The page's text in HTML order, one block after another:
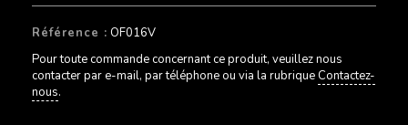
Référence : OF016V
Pour toute commande concernant ce produit, veuillez nous
contacter par e-mail, par téléphone ou via la rubriqueContactez-
nous.